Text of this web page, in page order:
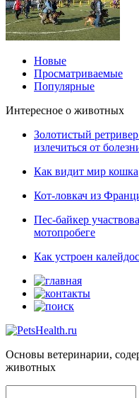
Новые
Просматриваемые
Популярные
Интересное о животных
Золотистый
излечиться от
Как видит мир кошка
Кот-ловкач из
Пес-байкер
мотопробеге
Как устроен
Основы ветеринарии,
животных